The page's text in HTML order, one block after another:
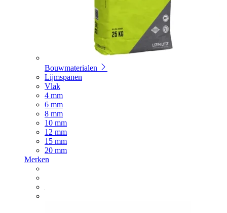
Bouwmaterialen
Lijmspanen
Vlak
4 mm
6 mm
8 mm
10 mm
12 mm
15 mm
20 mm
Merken